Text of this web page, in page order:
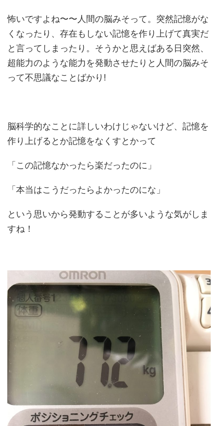
怖いですよね〜〜人間の脳みそって。突然記憶がな
くなったり、存在もしない記憶を作り上げて真実だ
と言ってしまったり。そうかと思えばある日突然、
超能力のような能力を発動させたりと人間の脳みそ
って不思議なことばかり!
脳科学的なことに詳しいわけじゃないけど、記憶を
作り上げるとか記憶をなくすとかって
「この記憶なかったら楽だったのに」
「本当はこうだったらよかったのにな」
という思いから発動することが多いような気がしま
すね！